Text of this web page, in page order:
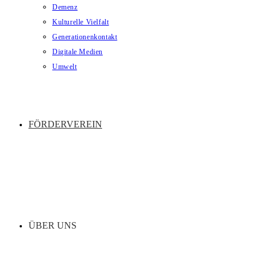
Demenz
Kulturelle Vielfalt
Generationenkontakt
Digitale Medien
Umwelt
FÖRDERVEREIN
ÜBER UNS